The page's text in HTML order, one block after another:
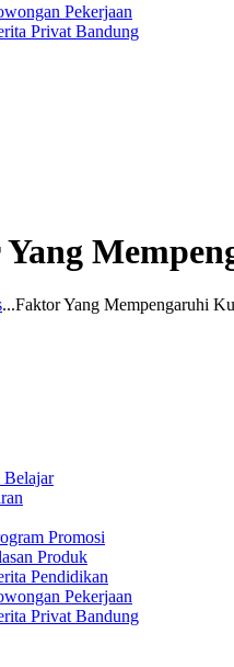
Pekerjaan
Privat Bandung
...Faktor Yang Mempengaruhi
Belajar
Promosi
Produk
Pendidikan
Pekerjaan
Privat Bandung